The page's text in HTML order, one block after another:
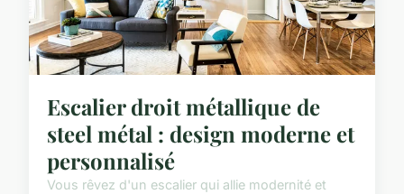
Escalier droit métallique de
steel métal : design moderne et
personnalisé
Vous rêvez d'un escalier qui allie modernité et